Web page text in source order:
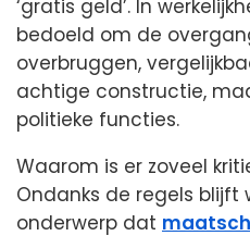
‘gratis geld’. In
bedoeld om de
overbruggen,
achtige constructie,
politieke functies.
Waarom is er zoveel
Ondanks de regels blijft
onderwerp dat